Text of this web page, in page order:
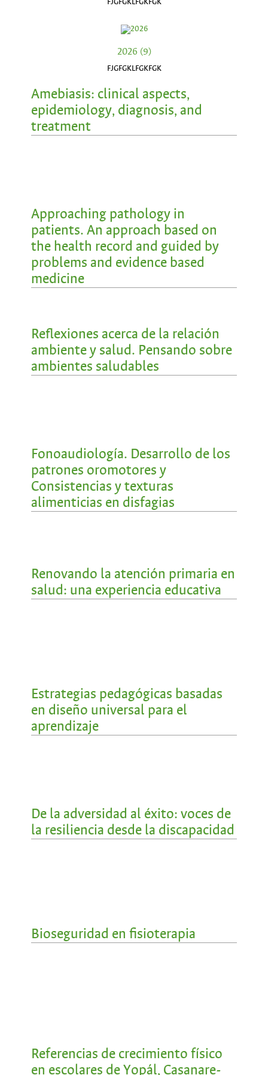
2026 (9)
FJGFGKLFGKFGK
Amebiasis: clinical aspects,
epidemiology, diagnosis, and
treatment
Approaching pathology in
patients. An approach based on
the health record and guided by
problems and evidence based
medicine
Reflexiones acerca de la relación
ambiente y salud. Pensando sobre
ambientes saludables
Fonoaudiología. Desarrollo de los
patrones oromotores y
Consistencias y texturas
alimenticias en disfagias
Renovando la atención primaria en
salud: una experiencia educativa
Estrategias pedagógicas basadas
en diseño universal para el
aprendizaje
De la adversidad al éxito: voces de
la resiliencia desde la discapacidad
Bioseguridad en fisioterapia
Referencias de crecimiento físico
en escolares de Yopál, Casanare-